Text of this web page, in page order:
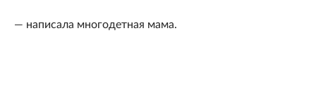
— написала многодетная мама.